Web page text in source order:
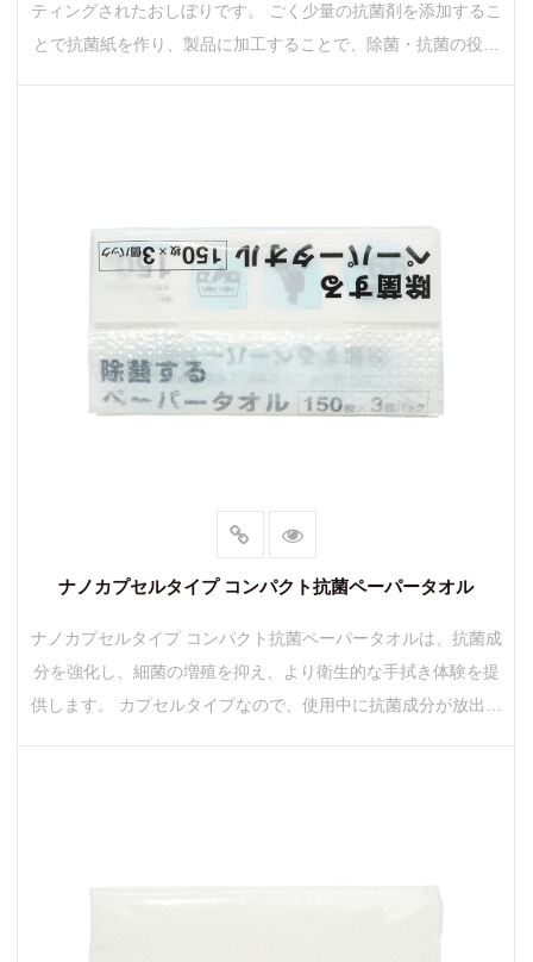
ティングされたおしぼりです。 ごく少量の抗菌剤を添加するこ
とで抗菌紙を作り、製品に加工することで、除菌・抗菌の役割
ナノカプセルタイプ コンパクト抗菌ペーパータオル
ナノカプセルタイプ コンパクト抗菌ペーパータオルは、抗菌成
分を強化し、細菌の増殖を抑え、より衛生的な手拭き体験を提
供します。 カプセルタイプなので、使用中に抗菌成分が放出さ